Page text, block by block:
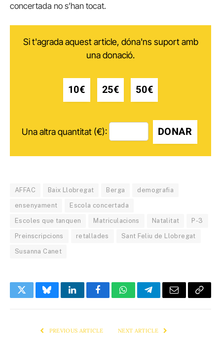
concertada no s’han tocat.
Si t'agrada aquest article, dóna'ns suport amb
una donació.
10€ 25€ 50€
Una altra quantitat (€): DONAR
AFFAC Baix Llobregat Berga demografia
ensenyament Escola concertada
Escoles que tanquen Matriculacions Natalitat P-3
Preinscripcions retallades Sant Feliu de Llobregat
Susanna Canet
TwitterBlueskyLinkedInFacebookWhatsAppTelegramEmail Copy
PREVIOUS ARTICLE NEXT ARTICLE